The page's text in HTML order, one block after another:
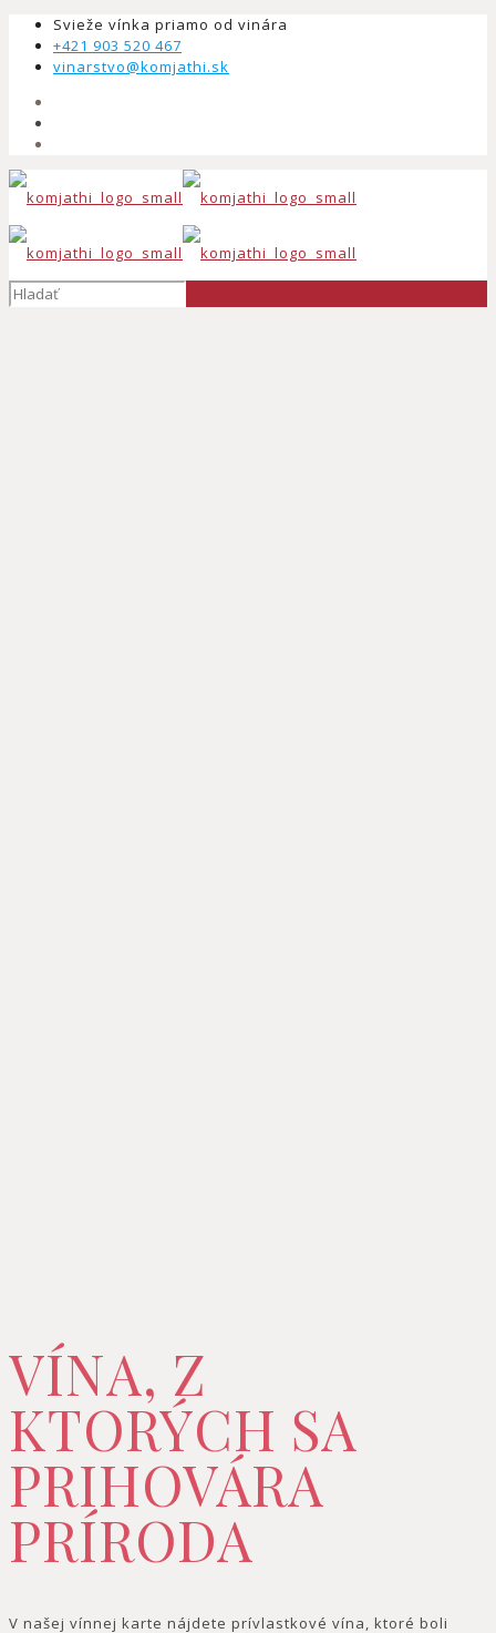
Svieže vínka priamo od vinára
+421 903 520 467
vinarstvo@komjathi.sk
VÍNA, Z
KTORÝCH SA
PRIHOVÁRA
PRÍRODA
V našej vínnej karte nájdete prívlastkové vína, ktoré boli